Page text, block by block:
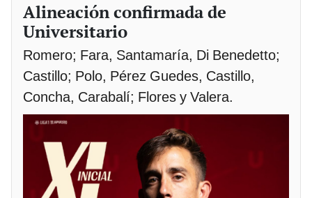
Alineación confirmada de
Universitario
Romero; Fara, Santamaría, Di Benedetto;
Castillo; Polo, Pérez Guedes, Castillo,
Concha, Carabalí; Flores y Valera.